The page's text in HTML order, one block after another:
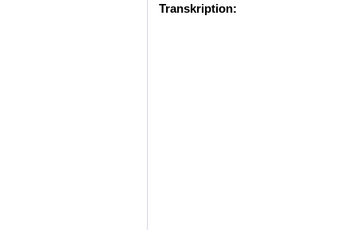
Transkription: